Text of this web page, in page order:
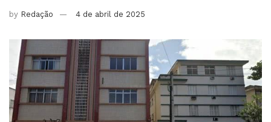
by Redação 4 de abril de 2025